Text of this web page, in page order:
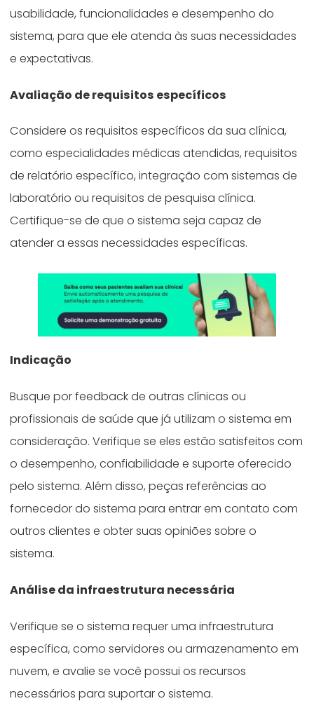
usabilidade, funcionalidades e desempenho do
sistema, para que ele atenda às suas necessidades
e expectativas.
Avaliação de requisitos específicos
Considere os requisitos específicos da sua clínica,
como especialidades médicas atendidas, requisitos
de relatório específico, integração com sistemas de
laboratório ou requisitos de pesquisa clínica.
Certifique-se de que o sistema seja capaz de
atender a essas necessidades específicas.
Indicação
Busque por feedback de outras clínicas ou
profissionais de saúde que já utilizam o sistema em
consideração. Verifique se eles estão satisfeitos com
o desempenho, confiabilidade e suporte oferecido
pelo sistema. Além disso, peças referências ao
fornecedor do sistema para entrar em contato com
outros clientes e obter suas opiniões sobre o
sistema.
Análise da infraestrutura necessária
Verifique se o sistema requer uma infraestrutura
específica, como servidores ou armazenamento em
nuvem, e avalie se você possui os recursos
necessários para suportar o sistema.